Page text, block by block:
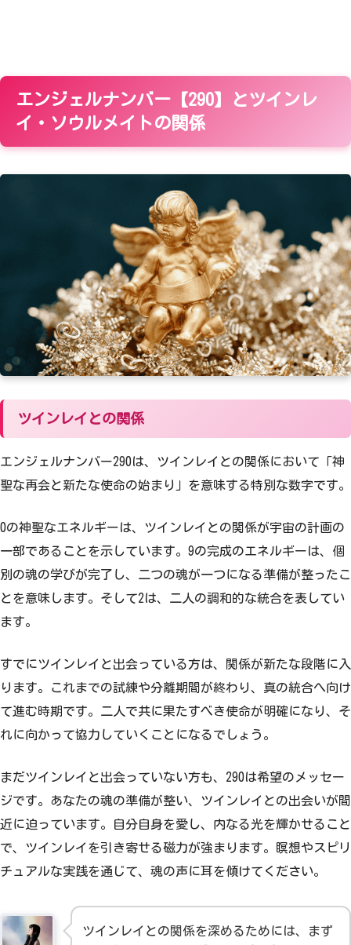
エンジェルナンバー【290】とツインレ
イ・ソウルメイトの関係
ツインレイとの関係
エンジェルナンバー290は、ツインレイとの関係において「神
聖な再会と新たな使命の始まり」を意味する特別な数字です。
0の神聖なエネルギーは、ツインレイとの関係が宇宙の計画の
一部であることを示しています。9の完成のエネルギーは、個
別の魂の学びが完了し、二つの魂が一つになる準備が整ったこ
とを意味します。そして2は、二人の調和的な統合を表してい
ます。
すでにツインレイと出会っている方は、関係が新たな段階に入
ります。これまでの試練や分離期間が終わり、真の統合へ向け
て進む時期です。二人で共に果たすべき使命が明確になり、そ
れに向かって協力していくことになるでしょう。
まだツインレイと出会っていない方も、290は希望のメッセー
ジです。あなたの魂の準備が整い、ツインレイとの出会いが間
近に迫っています。自分自身を愛し、内なる光を輝かせること
で、ツインレイを引き寄せる磁力が強まります。瞑想やスピリ
チュアルな実践を通じて、魂の声に耳を傾けてください。
ツインレイとの関係を深めるためには、まず